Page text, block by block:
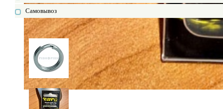
Самовывоз